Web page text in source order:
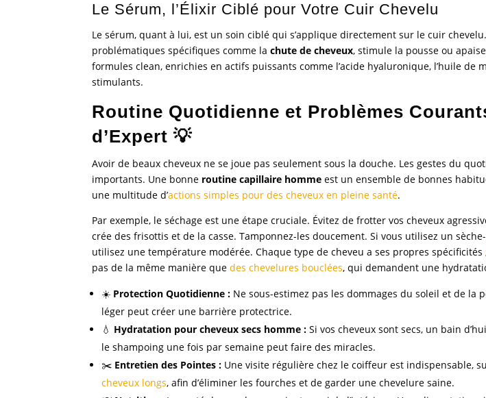
Le Sérum, l’Élixir Ciblé pour Votre Cuir Chevelu
Le sérum, quant à lui, est un soin ciblé qui s’applique directement sur le cuir
problématiques spécifiques comme lachute de cheveux, stimule la pousse ou
formules clean, enrichies en actifs puissants comme l’acide hyaluronique, l’huile de
stimulants.
Routine Quotidienne et Problèmes
d’Expert 💡
Avoir de beaux cheveux ne se joue pas seulement sous la douche. Les gestes du
importants. Une bonne routine capillaire homme est un ensemble de bonnes
une multitude d’actions simples pour des cheveux en pleine santé.
Par exemple, le séchage est une étape cruciale. Évitez de frotter vos cheveux
crée des frisottis et de la casse. Tamponnez-les doucement. Si vous utilisez un
utilisez une température modérée. Chaque type de cheveu a ses propres spécificités
pas de la même manière quedes chevelures bouclées, qui demandent une
☀️ Protection Quotidienne : Ne sous-estimez pas les dommages du soleil et de la
léger peut créer une barrière protectrice.
💧 Hydratation pour cheveux secs homme : Si vos cheveux sont secs, un bain
le shampoing une fois par semaine peut faire des miracles.
✂️ Entretien des Pointes : Une visite régulière chez le coiffeur est indispensable,
cheveux longs, afin d’éliminer les fourches et de garder une chevelure saine.